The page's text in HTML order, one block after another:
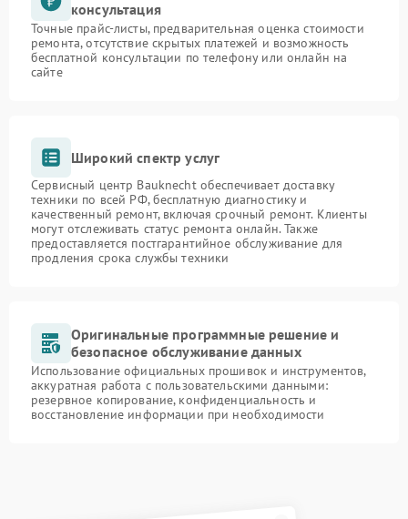
консультация
Точные прайс-листы, предварительная оценка стоимости
ремонта, отсутствие скрытых платежей и возможность
бесплатной консультации по телефону или онлайн на
сайте
Широкий спектр услуг
Сервисный центр Bauknecht обеспечивает доставку
техники по всей РФ, бесплатную диагностику и
качественный ремонт, включая срочный ремонт. Клиенты
могут отслеживать статус ремонта онлайн. Также
предоставляется постгарантийное обслуживание для
продления срока службы техники
Оригинальные программные решение и
безопасное обслуживание данных
Использование официальных прошивок и инструментов,
аккуратная работа с пользовательскими данными:
резервное копирование, конфиденциальность и
восстановление информации при необходимости